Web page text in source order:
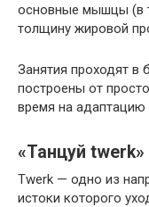
основные мышцы (в
толщину жировой
Занятия проходят в
построены от
время на
«Танцуй twerk»
Twerk — одно из
истоки которого